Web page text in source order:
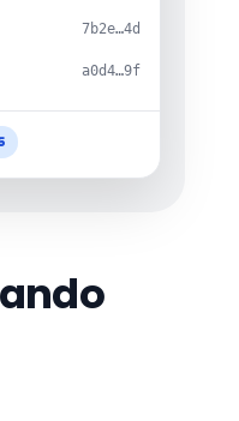
7b2e…4d
a0d4…9f